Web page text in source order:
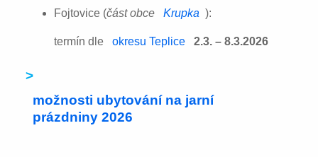
Fojtovice (část obce Krupka ):
termín dle okresu Teplice 2.3. – 8.3.2026
>
možnosti ubytování na jarní
prázdniny 2026